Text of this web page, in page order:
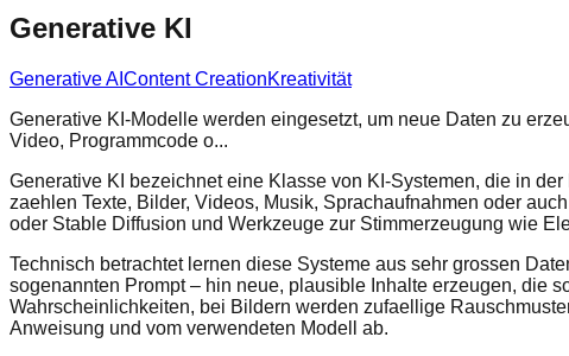
Generative KI
Generative AI Content CreationKreativität
Generative KI-Modelle werden eingesetzt, um neue Daten zu
Video, Programmcode o...
Generative KI bezeichnet eine Klasse von KI-Systemen, die in
zaehlen Texte, Bilder, Videos, Musik, Sprachaufnahmen oder
oder Stable Diffusion und Werkzeuge zur Stimmerzeugung wie
Technisch betrachtet lernen diese Systeme aus sehr grossen
sogenannten Prompt – hin neue, plausible Inhalte erzeugen, die
Wahrscheinlichkeiten, bei Bildern werden zufaellige
Anweisung und vom verwendeten Modell ab.